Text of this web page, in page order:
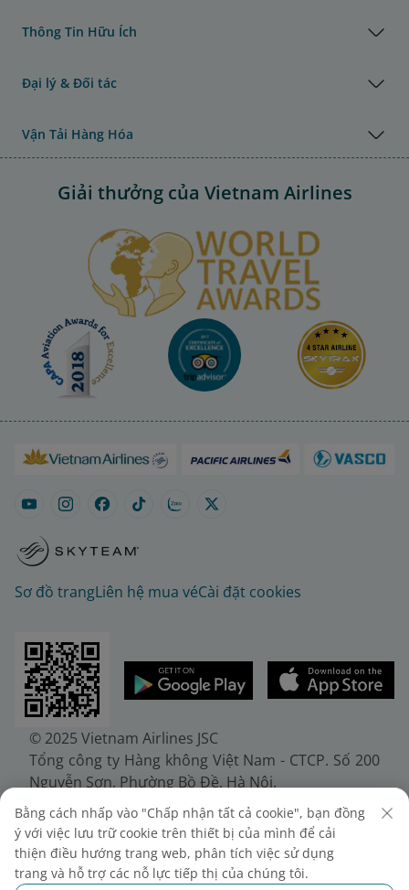
Thông Tin Hữu Ích
Đại lý & Đối tác
Vận Tải Hàng Hóa
Giải thưởng của Vietnam Airlines
Sơ đồ trangLiên hệ mua véCài đặt cookies
© 2025 Vietnam Airlines JSC
Tổng công ty Hàng không Việt Nam - CTCP. Số 200
Nguyễn Sơn, Phường Bồ Đề, Hà Nội.
Điện thoại: (+84-24) 38272289. Fax: (+84-24)
38722375
Giấy chứng nhận đăng ký doanh nghiệp, mã số
doanh nghiệp 0100107518, đăng ký lần đầu ngày
Bằng cách nhấp vào "Chấp nhận tất cả cookie", bạn đồng
ý với việc lưu trữ cookie trên thiết bị của mình để cải
thiện điều hướng trang web, phân tích việc sử dụng
trang và hỗ trợ các nỗ lực tiếp thị của chúng tôi.